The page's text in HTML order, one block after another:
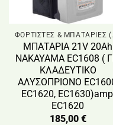
ΦΟΡΤΙΣΤΕΣ
ΜΠΑΤΑΡΙΑ 21V 20Ah
NAKAYAMA EC1608 (
ΚΛΑΔΕΥΤΙΚΟ
ΑΛΥΣΟΠΡΙΟΝΟ
EC1620,
EC1620
185,00 €